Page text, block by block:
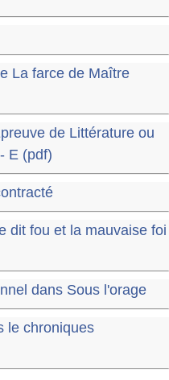
La farce de Maître
de Littérature ou
E (pdf)
dit fou et la mauvaise foi
dans Sous l'orage
le chroniques